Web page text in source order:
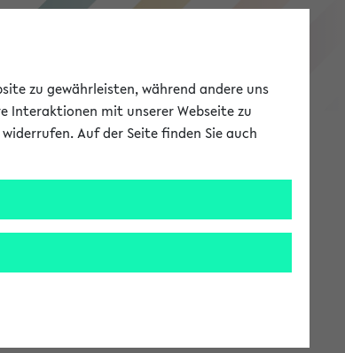
eKVV
zu gewährleisten, während andere uns
Interaktionen mit unserer Webseite zu
Auf der Seite finden Sie auch